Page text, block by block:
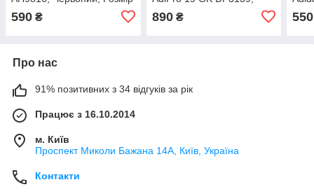
590 ₴ 890₴ 550
Про нас
91% позитивних з 34 відгуків за рік
Працює з 16.10.2014
м. Київ
Проспект Миколи Бажана 14А, Київ, Україна
Контакти